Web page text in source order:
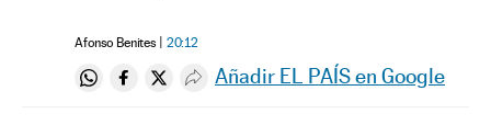
Afonso Benites 20:12
Compartir en Whatsapp
Compartir en Facebook
Compartir en Twitter
Desplegar Redes Sociales
Añadir EL PAÍS en Google